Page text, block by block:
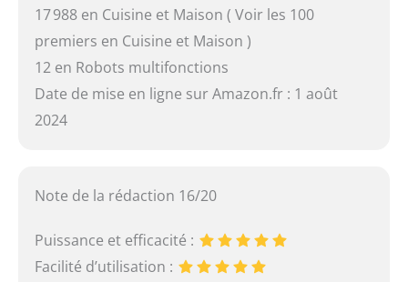
17 988 en Cuisine et Maison ( Voir les 100
premiers en Cuisine et Maison )
12 en Robots multifonctions
Date de mise en ligne sur Amazon.fr : 1 août
2024
Note de la rédaction 16/20
Puissance et efficacité :
Facilité d’utilisation :